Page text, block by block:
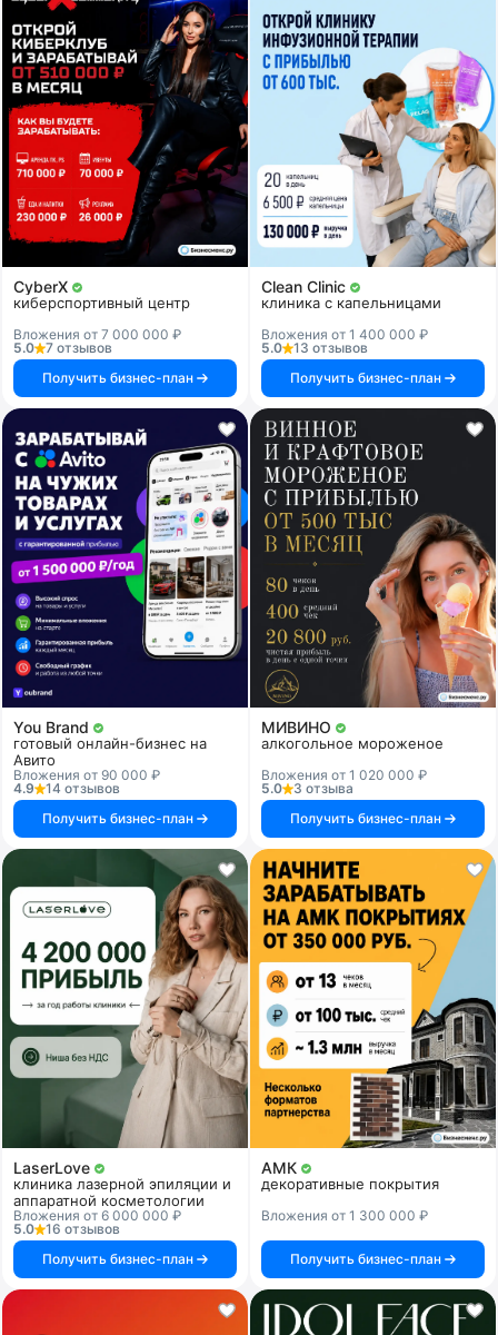
CyberX
киберспортивный центр
Вложения от 7 000 000 ₽
5.0
7 отзывов
Получить бизнес-план
Clean Clinic
клиника с капельницами
Вложения от 1 400 000 ₽
5.0
13 отзывов
Получить бизнес-план
You Brand
готовый онлайн-бизнес на
Авито
Вложения от 90 000 ₽
4.9
14 отзывов
Получить бизнес-план
МИВИНО
алкогольное мороженое
Вложения от 1 020 000 ₽
5.0
3 отзыва
Получить бизнес-план
LaserLove
клиника лазерной эпиляции и
аппаратной косметологии
Вложения от 6 000 000 ₽
5.0
16 отзывов
Получить бизнес-план
АМК
декоративные покрытия
Вложения от 1 300 000 ₽
Получить бизнес-план